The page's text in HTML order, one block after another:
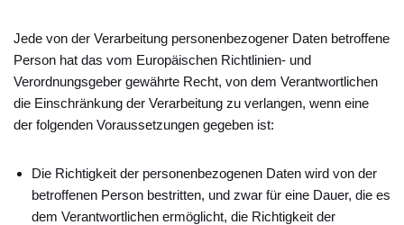
Jede von der Verarbeitung personenbezogener Daten betroffene
Person hat das vom Europäischen Richtlinien- und
Verordnungsgeber gewährte Recht, von dem Verantwortlichen
die Einschränkung der Verarbeitung zu verlangen, wenn eine
der folgenden Voraussetzungen gegeben ist:
Die Richtigkeit der personenbezogenen Daten wird von der
betroffenen Person bestritten, und zwar für eine Dauer, die es
dem Verantwortlichen ermöglicht, die Richtigkeit der